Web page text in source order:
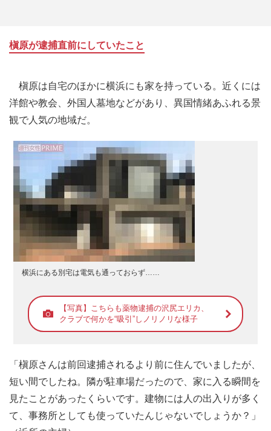
槇原が逮捕直前にしていたこと
槇原は自宅のほかに横浜にも家を持っている。近くには
洋館や教会、外国人墓地などがあり、異国情緒あふれる景
観で人気の地域だ。
横浜にある別宅は電気も通っておらず……
【写真】こちらも薬物逮捕の沢尻エリカ、
クラブで何かを“吸引”しノリノリな様子
「槇原さんは前回逮捕されるより前に住んでいましたが、
短い間でしたね。隣が駐車場だったので、家に入る瞬間を
見たことがあったくらいです。建物には人の出入りが多く
て、事務所としても使っていたんじゃないでしょうか？」